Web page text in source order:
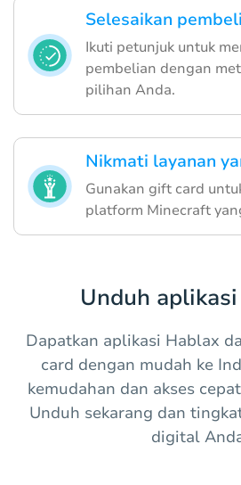
Selesaikan
Ikuti petunjuk untuk
pembelian dengan
pilihan Anda.
Nikmati layanan
Gunakan gift card
platform Minecraft
Unduh
Dapatkan aplikasi Hablax
card dengan mudah ke
kemudahan dan akses
Unduh sekarang dan
digital